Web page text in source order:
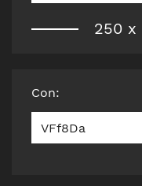
250 x
Con:
VFf8Da